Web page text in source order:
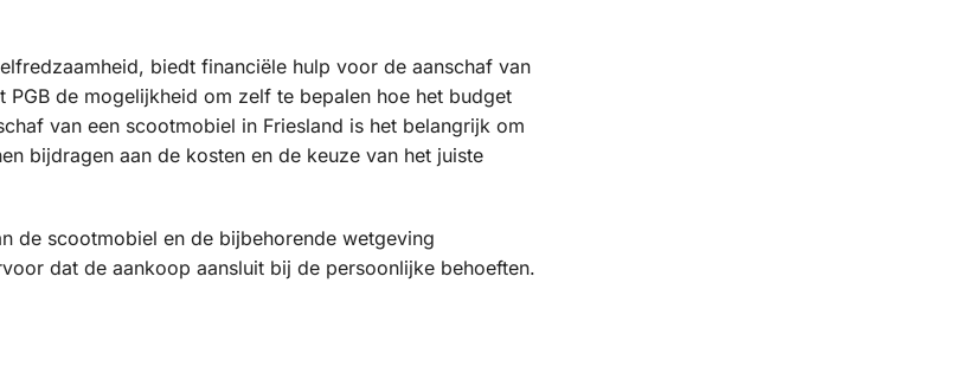
biedt financiële hulp voor de aanschaf van
de mogelijkheid om zelf te bepalen hoe het budget
van een scootmobiel in Friesland is het belangrijk om
bijdragen aan de kosten en de keuze van het juiste
de scootmobiel en de bijbehorende wetgeving
dat de aankoop aansluit bij de persoonlijke behoeften.